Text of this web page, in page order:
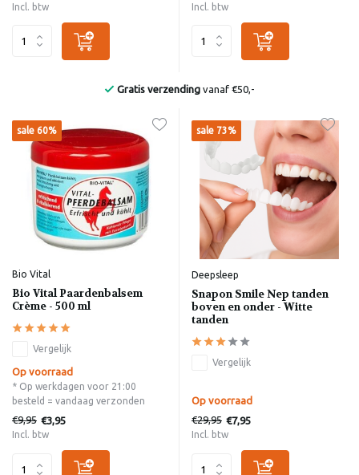
Incl. btw Incl. btw
Bekend van de Radio
sale 60%
Bio Vital
Bio Vital Paardenbalsem
Crème - 500 ml
Vergelijk
Op voorraad
* Op werkdagen voor 21:00
besteld = vandaag verzonden
€9,95 €3,95
Incl. btw
sale 73%
Deepsleep
Snapon Smile Nep tanden
boven en onder - Witte
tanden
Vergelijk
Op voorraad
€29,95 €7,95
Incl. btw